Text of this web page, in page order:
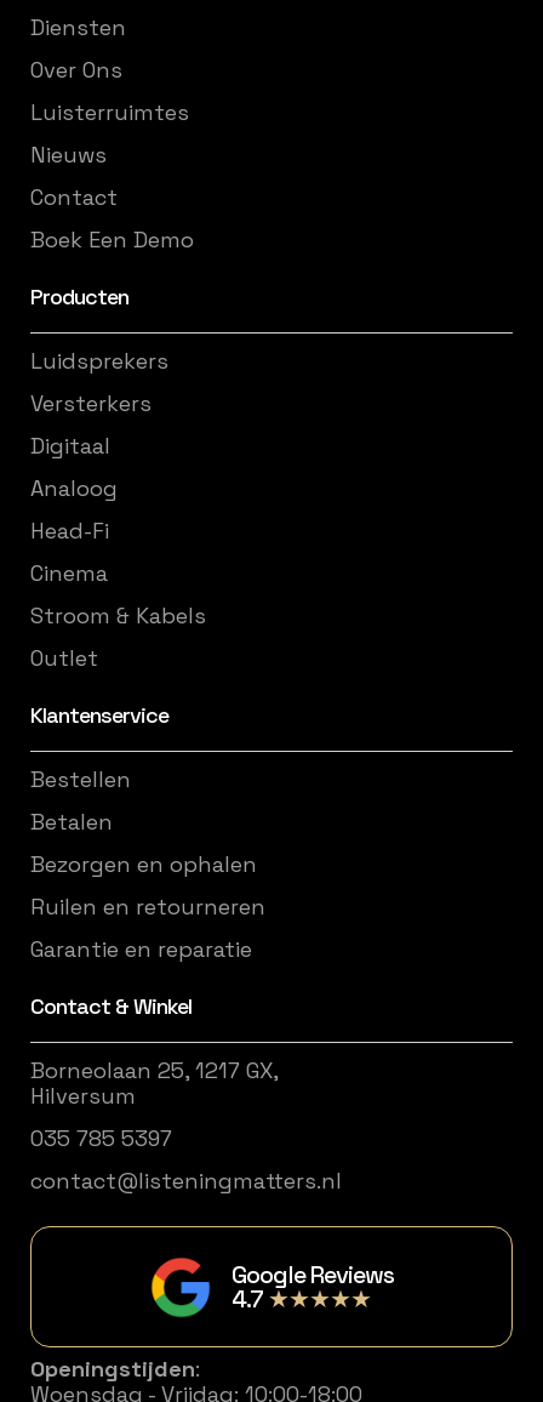
Diensten
Over Ons
Luisterruimtes
Nieuws
Contact
Boek Een Demo
Producten
Luidsprekers
Versterkers
Digitaal
Analoog
Head-Fi
Cinema
Stroom & Kabels
Outlet
Klantenservice
Bestellen
Betalen
Bezorgen en ophalen
Ruilen en retourneren
Garantie en reparatie
Contact & Winkel
Borneolaan 25, 1217 GX,
Hilversum
035 785 5397
contact@listeningmatters.nl
Google Reviews
4.7★★★★★
Openingstijden:
Woensdag - Vrijdag: 10:00-18:00